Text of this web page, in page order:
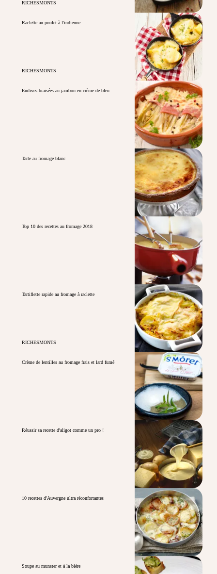
RICHESMONTS
Raclette au poulet à l'indienne
RICHESMONTS
Endives braisées au jambon en crème de bleu
Tarte au fromage blanc
Top 10 des recettes au fromage 2018
Tartiflette rapide au fromage à raclette
RICHESMONTS
Crème de lentilles au fromage frais et lard fumé
Réussir sa recette d'aligot comme un pro !
10 recettes d'Auvergne ultra réconfortantes
Soupe au munster et à la bière